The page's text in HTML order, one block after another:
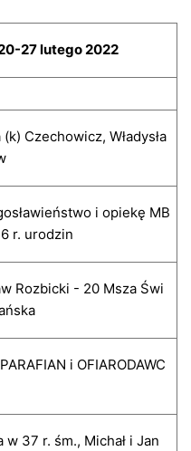
27 lutego 2022
Czechowicz, Władysła
i opiekę MB
r. urodzin
Rozbicki - 20 Msza Świ
i OFIARODAWC
w 37 r. śm., Michał i Jan